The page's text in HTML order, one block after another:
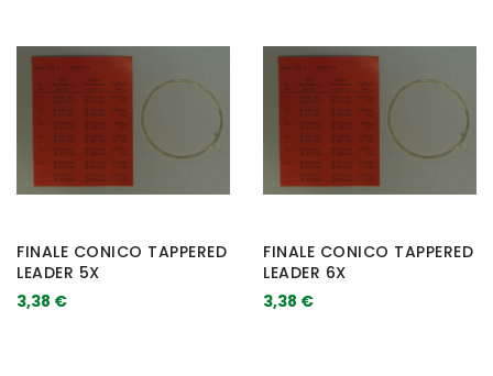
FINALE CONICO TAPPERED
LEADER 5X
3,38 €
FINALE CONICO TAPPERED
LEADER 6X
3,38 €